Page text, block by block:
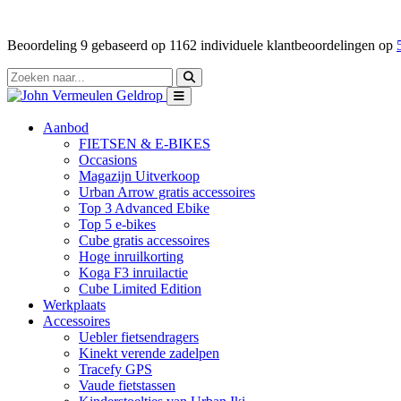
Beoordeling 9 gebaseerd op 1162 individuele klantbeoordelingen op
Aanbod
FIETSEN & E-BIKES
Occasions
Magazijn Uitverkoop
Urban Arrow gratis accessoires
Top 3 Advanced Ebike
Top 5 e-bikes
Cube gratis accessoires
Hoge inruilkorting
Koga F3 inruilactie
Cube Limited Edition
Werkplaats
Accessoires
Uebler fietsendragers
Kinekt verende zadelpen
Tracefy GPS
Vaude fietstassen